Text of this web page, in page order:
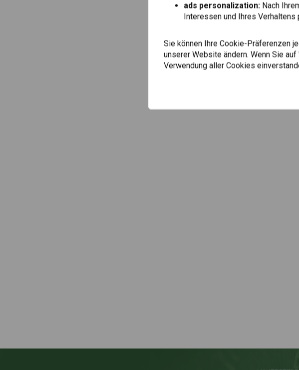
ads personalization: Nach
Interessen und Ihres Verhaltens
Sie können Ihre Cookie-Präferenzen
unserer Website ändern. Wenn Sie
Verwendung aller Cookies